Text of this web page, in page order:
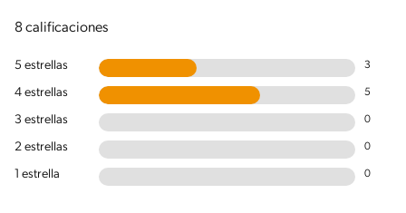
8 calificaciones
5 estrellas 3
4 estrellas 5
3 estrellas 0
2 estrellas 0
1 estrella 0